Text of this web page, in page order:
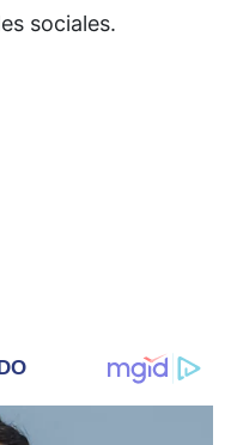
sociales.